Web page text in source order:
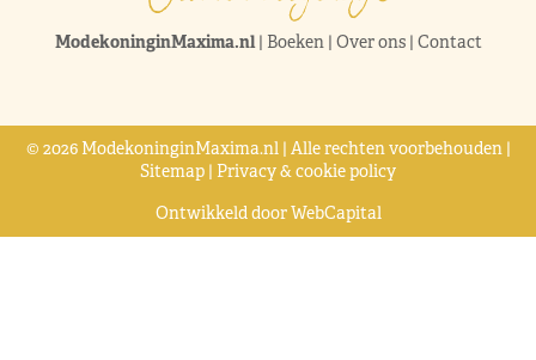
ModekoninginMaxima.nl| Boeken| Over ons| Contact
© 2026 ModekoninginMaxima.nl | Alle rechten voorbehouden |
Sitemap | Privacy & cookie policy
Ontwikkeld doorWebCapital